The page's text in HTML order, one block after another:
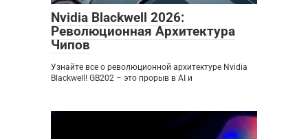
Nvidia Blackwell 2026:
Революционная Архитектура
Чипов
Узнайте все о революционной архитектуре Nvidia
Blackwell! GB202 – это прорыв в AI и